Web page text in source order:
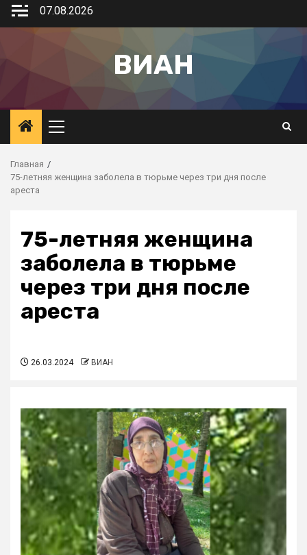
07.08.2026
ВИАН
Главная
75-летняя женщина заболела в тюрьме через три дня после
ареста
75-летняя женщина
заболела в тюрьме
через три дня после
ареста
26.03.2024 ВИАН